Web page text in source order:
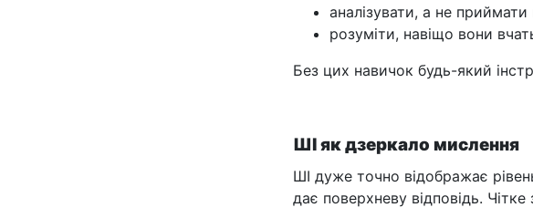
аналізувати, а не приймати
розуміти, навіщо вони
Без цих навичок будь-який
ШІ як дзеркало мислення
ШІ дуже точно відображає
дає поверхневу відповідь.